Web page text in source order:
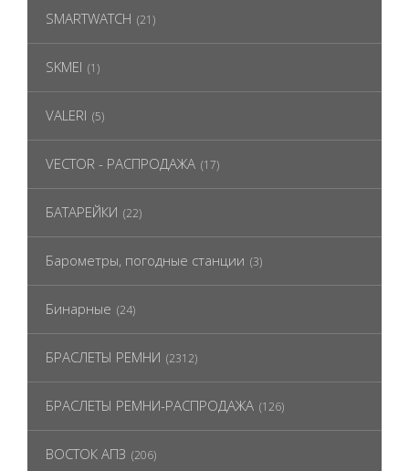
SMARTWATCH (21)
SKMEI (1)
VALERI (5)
VECTOR - РАСПРОДАЖА (17)
БАТАРЕЙКИ (22)
Барометры, погодные станции (3)
Бинарные (24)
БРАСЛЕТЫ РЕМНИ (2312)
БРАСЛЕТЫ РЕМНИ-РАСПРОДАЖА (126)
ВОСТОК АПЗ (206)